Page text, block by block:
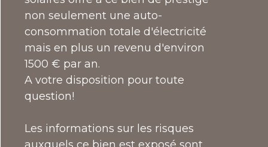
non seulement une auto-
consommation totale d'électricité
mais en plus un revenu d'environ
1500 € par an.
A votre disposition pour toute
question!
Les informations sur les risques